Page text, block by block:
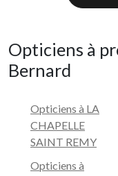
Opticiens à
Bernard
Opticiens à LA
CHAPELLE
SAINT REMY
Opticiens à